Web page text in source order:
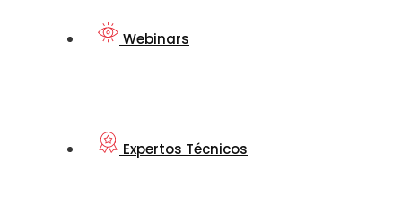
Webinars
Expertos Técnicos